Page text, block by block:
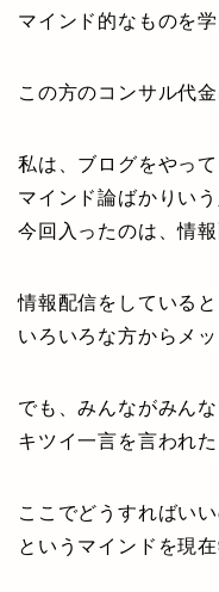
マインド的なものを学
この方のコンサル代
私は、ブログをやって
マインド論ばかりい
今回入ったのは、情
情報配信をしていると
いろいろな方からメ
でも、みんながみん
キツイ一言を言われた
ここでどうすればいい
というマインドを現